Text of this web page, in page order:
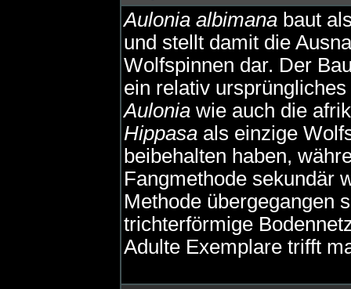
Aulonia albimana baut
und stellt damit die
Wolfspinnen dar. Der
ein relativ
Aulonia wie auch die
Hippasa als einzige
beibehalten haben,
Fangmethode sekundär
Methode übergegangen
trichterförmige
Adulte Exemplare trifft